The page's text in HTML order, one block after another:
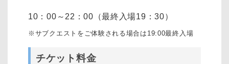
10：00～22：00（最終入場19：30）
※サブクエストをご体験される場合は19:00最終入場
チケット料金